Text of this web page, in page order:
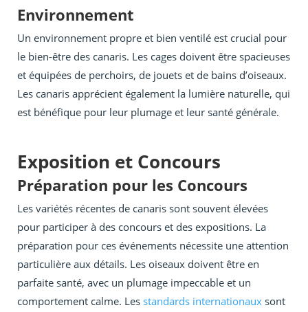
Environnement
Un environnement propre et bien ventilé est crucial pour
le bien-être des canaris. Les cages doivent être spacieuses
et équipées de perchoirs, de jouets et de bains d’oiseaux.
Les canaris apprécient également la lumière naturelle, qui
est bénéfique pour leur plumage et leur santé générale.
Exposition et Concours
Préparation pour les Concours
Les variétés récentes de canaris sont souvent élevées
pour participer à des concours et des expositions. La
préparation pour ces événements nécessite une attention
particulière aux détails. Les oiseaux doivent être en
parfaite santé, avec un plumage impeccable et un
comportement calme. Les standards internationaux sont